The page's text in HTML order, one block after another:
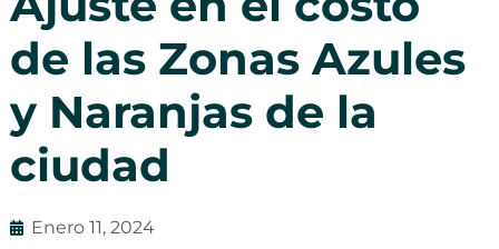
de las Zonas Azules
y Naranjas de la
ciudad
Enero 11, 2024